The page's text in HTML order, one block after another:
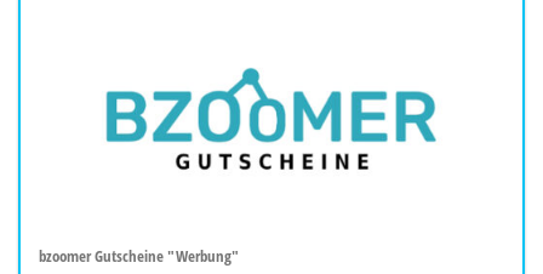
bzoomer Gutscheine "Werbung"